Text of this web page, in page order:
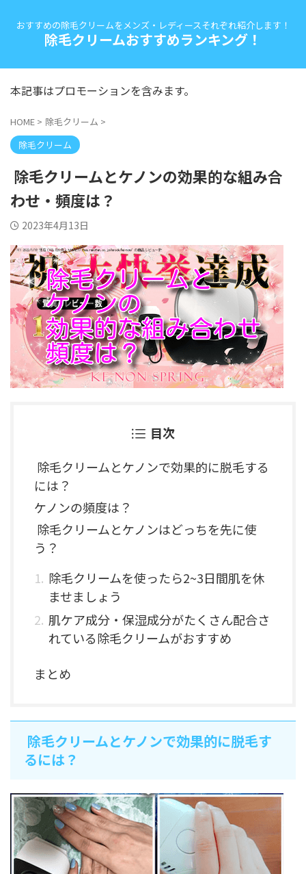
おすすめの除毛クリームをメンズ・レディースそれぞれ紹介します！
除毛クリームおすすめランキング！
本記事はプロモーションを含みます。
HOME > 除毛クリーム >
除毛クリーム
除毛クリームとケノンの効果的な組み合
わせ・頻度は？
2023年4月13日
目次
除毛クリームとケノンで効果的に脱毛する
には？
ケノンの頻度は？
除毛クリームとケノンはどっちを先に使
う？
除毛クリームを使ったら2~3日間肌を休
ませましょう
肌ケア成分・保湿成分がたくさん配合さ
れている除毛クリームがおすすめ
まとめ
除毛クリームとケノンで効果的に脱毛す
るには？